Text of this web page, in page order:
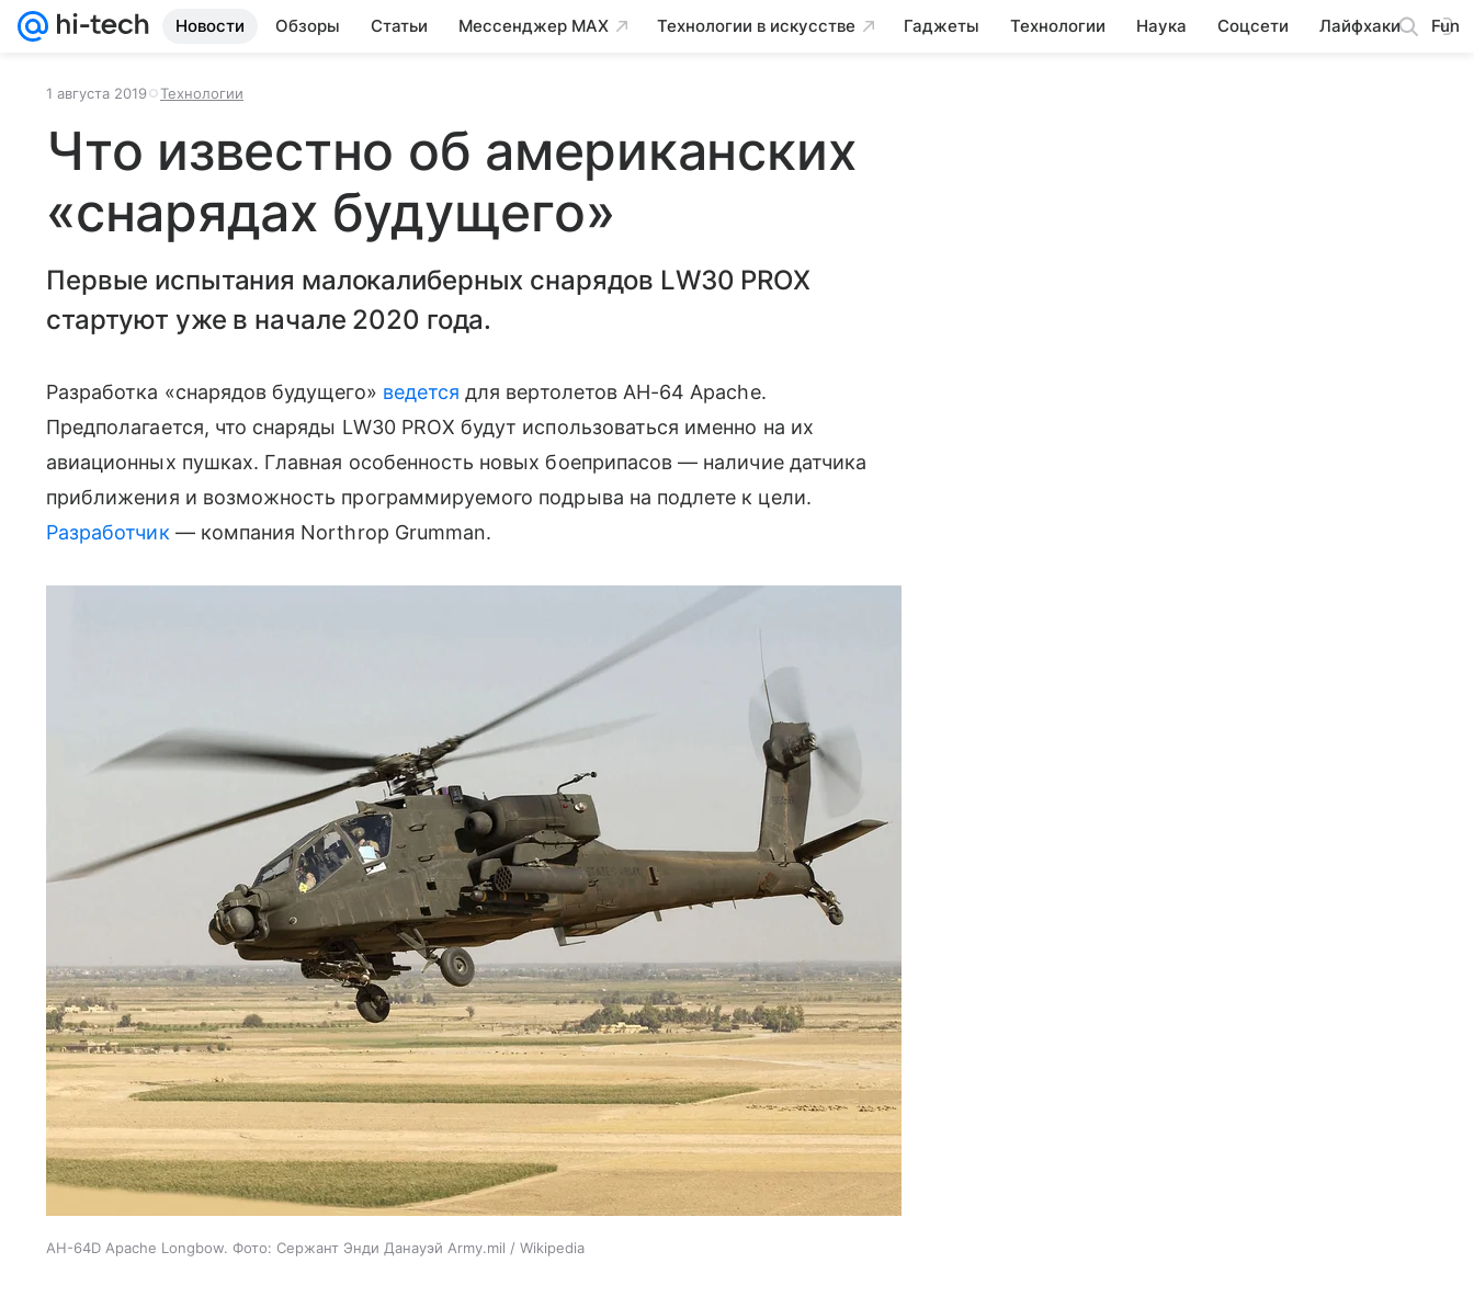
Новости Обзоры Статьи Мессенджер MAX Технологии в искусстве Гаджеты Технологии Наука Соцсети Лайфхаки Fun
1 августа 2019 Технологии
Что известно об американских
«снарядах будущего»
Первые испытания малокалиберных снарядов LW30 PROX
стартуют уже в начале 2020 года.
Разработка «снарядов будущего» ведется для вертолетов AH-64 Apache.
Предполагается, что снаряды LW30 PROX будут использоваться именно на их
авиационных пушках. Главная особенность новых боеприпасов — наличие датчика
приближения и возможность программируемого подрыва на подлете к цели.
Разработчик — компания Northrop Grumman.
AH-64D Apache Longbow. Фото: Сержант Энди Данауэй Army.mil / Wikipedia